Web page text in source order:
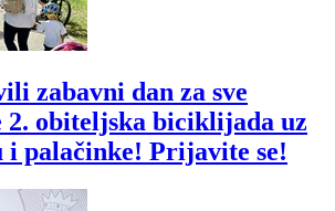
zabavni dan za sve
2. obiteljska biciklijada uz
i palačinke! Prijavite se!